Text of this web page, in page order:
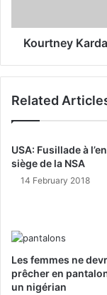
Kourtney
Related
USA: Fusillade à
siège de la NSA
14 February 2018
Les femmes ne
prêcher en
un nigérian